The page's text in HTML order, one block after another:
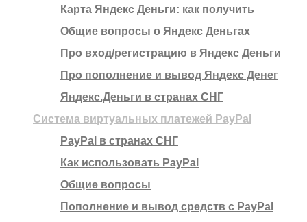
Карта Яндекс Деньги: как получить
Общие вопросы о Яндекс Деньгах
Про вход/регистрацию в Яндекс Деньги
Про пополнение и вывод Яндекс Денег
Яндекс.Деньги в странах СНГ
Система виртуальных платежей PayPal
PayPal в странах СНГ
Как использовать PayPal
Общие вопросы
Пополнение и вывод средств с PayPal